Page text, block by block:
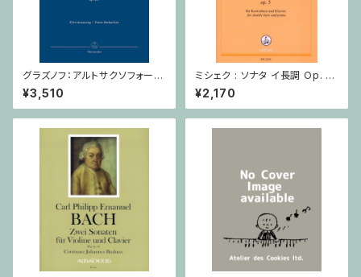
グラズノフ：アルトサクソフォーン
と弦楽オーケストラのための 協
奏曲 変ホ長調 Op. 109 / サク
ソフォーンとピアノ
¥3,510
ミシェク : ソナタ イ長調 Op. 5
/ コントラバスとピアノ
¥2,170